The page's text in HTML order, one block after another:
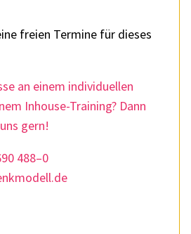
freien Termine für dieses
an einem indi­vi­du­el­len
Inhouse-Trai­ning? Dann
gern!
488–0